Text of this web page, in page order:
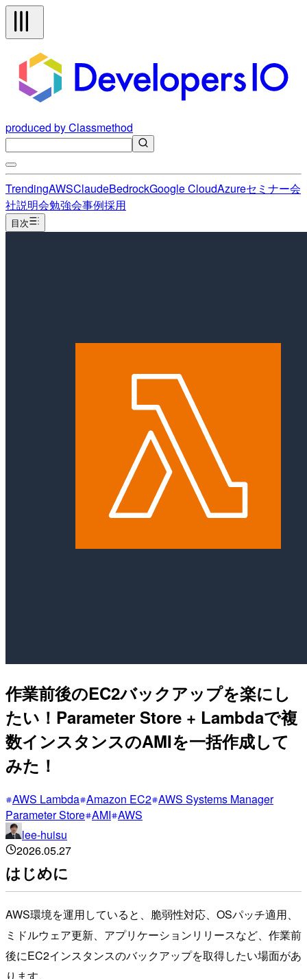
produced by Classmethod
TrendingAWSClaudeBedrockGoogle CloudAzureセミナー会
社説明会勉強会事例採用
目次
作業前後のEC2バックアップを楽にし
たい！Parameter Store + Lambdaで複
数インスタンスのAMIを一括作成して
みた！
AWS Lambda Amazon EC2 AWS Systems Manager
Parameter Store AMI AWS
lee-huisu
2026.05.27
はじめに
AWS環境を運用していると、脆弱性対応、OSパッチ適用、
ミドルウェア更新、アプリケーションリリースなど、作業前
後にEC2インスタンスのバックアップを取得したい場面があ
ります。